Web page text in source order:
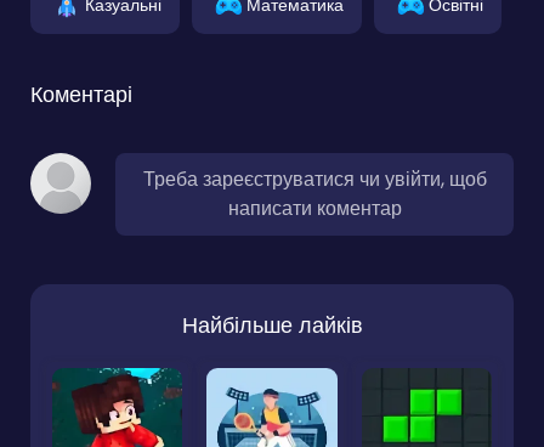
Коментарі
Треба зареєструватися чи увійти, щоб
написати коментар
Найбільше лайків